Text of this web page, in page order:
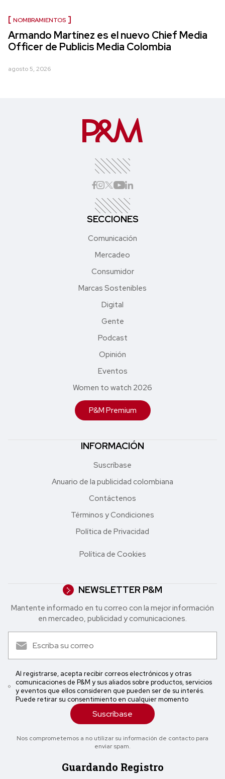
NOMBRAMIENTOS
Armando Martínez es el nuevo Chief Media
Officer de Publicis Media Colombia
agosto 5, 2026
SECCIONES
Comunicación
Mercadeo
Consumidor
Marcas Sostenibles
Digital
Gente
Podcast
Opinión
Eventos
Women to watch 2026
P&M Premium
INFORMACIÓN
Suscríbase
Anuario de la publicidad colombiana
Contáctenos
Términos y Condiciones
Política de Privacidad
Política de Cookies
NEWSLETTER P&M
Mantente informado en tu correo con la mejor in formación
en mercadeo, publicidad y comunicaciones.
Al registrarse, acepta recibir correos electrónicos y otras
comunicaciones de P&M y sus aliados sobre productos, servicios
y eventos que ellos consideren que pueden ser de su interés.
Puede retirar su consentimiento en cualquier momento
Suscríbase
Nos comprometemos a no utilizar su información de contacto para
enviar spam.
Guardando Registro